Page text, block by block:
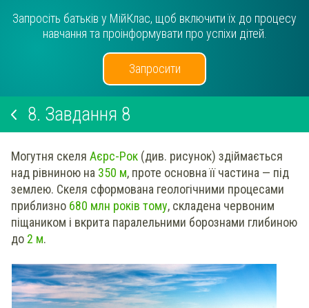
Запросіть батьків у МійКлас, щоб включити їх до процесу
навчання та проінформувати про успіхи дітей.
Запросити
8. Завдання 8
Могутня скеля Аєрс-Рок (див. рисунок) здіймається
над рівниною на 350 м, проте основна її частина — під
землею. Скеля сформована геологічними процесами
приблизно 680 млн років тому, складена червоним
піщаником і вкрита паралельними борознами глибиною
до 2 м.